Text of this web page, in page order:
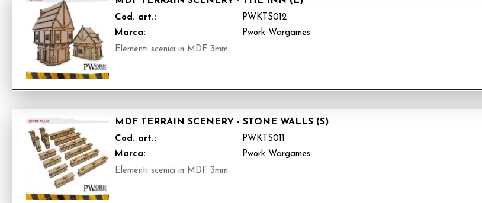
Cod. art.:
PWKTS012
Marca:
Pwork Wargames
Elementi scenici in MDF 3mm
MDF TERRAIN SCENERY - STONE WALLS (S)
Cod. art.:
PWKTS011
Marca:
Pwork Wargames
Elementi scenici in MDF 3mm